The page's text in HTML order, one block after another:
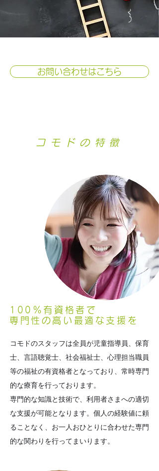
お問い合わせはこちら
コモドの特徴
１
100％有資格者で
専門性の高い最適な支援を
コモドのスタッフは全員が児童指導員、保育
⼠、言語聴覚士、社会福祉⼠、心理担当職員
等の福祉の有資格者となっており、常時専門
的な療育を行っております。
専門的な知識と技術で、利用者さまへの適切
な支援が可能となります。個人の経験値に頼
ることなく、お一人おひとりに合わせた専門
的な関わりを行ってまいります。